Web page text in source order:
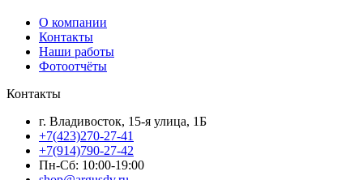
О компании
Контакты
Наши работы
Фотоотчёты
Контакты
г. Владивосток, 15-я улица, 1Б
+7(423)270-27-41
+7(914)790-27-42
Пн-Сб: 10:00-19:00